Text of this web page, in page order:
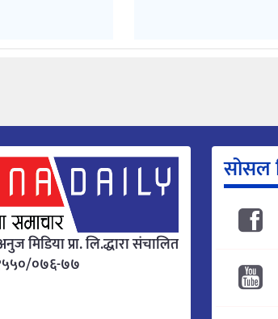
मिडिया प्रा. लि.द्धारा संचालित
१५५०/०७६-७७
सोसल